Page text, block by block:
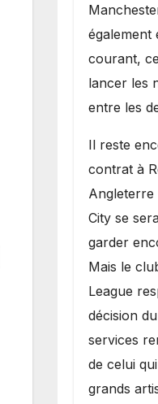
également
courant,
lancer les
entre les
​Il reste
contrat à
Angleterre
City se
garder
Mais le
League
décision
services
de celui
grands